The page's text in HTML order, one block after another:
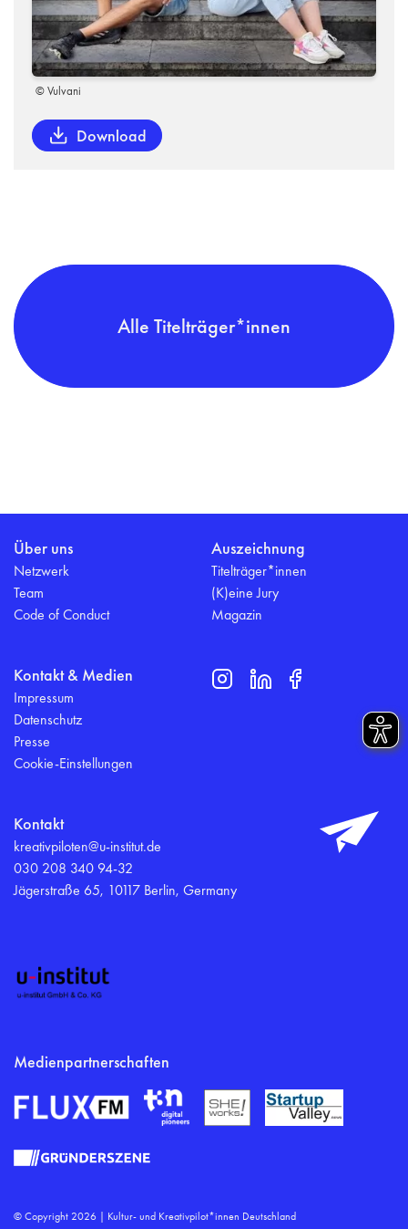
© Vulvani
Download
Alle Titelträger*innen
Über uns
Netzwerk
Team
Code of Conduct
Auszeichnung
Titelträger*innen
(K)eine Jury
Magazin
Kontakt & Medien
Impressum
Datenschutz
Presse
Cookie-Einstellungen
Kontakt
kreativpiloten@u-institut.de
030 208 340 94-32
Jägerstraße 65, 10117 Berlin, Germany
Medienpartnerschaften
© Copyright 2026 | Kultur- und Kreativpilot*innen Deutschland